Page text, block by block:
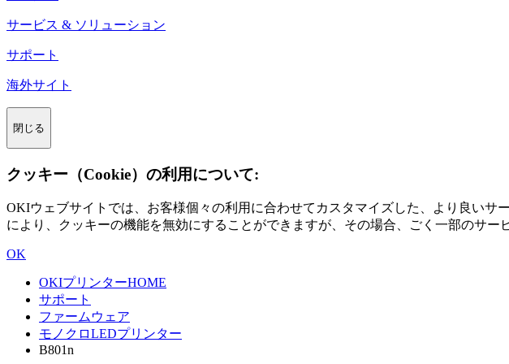
サービス & ソリューション
サポート
海外サイト
閉じる
クッキー（Cookie）の利用について:
OKIウェブサイトでは、お客様個々の利用に合わせてカスタマイズした、より良い
により、クッキーの機能を無効にすることができますが、その場合、ごく一部のサー
OK
OKIプリンターHOME
サポート
ファームウェア
モノクロLEDプリンター
B801n